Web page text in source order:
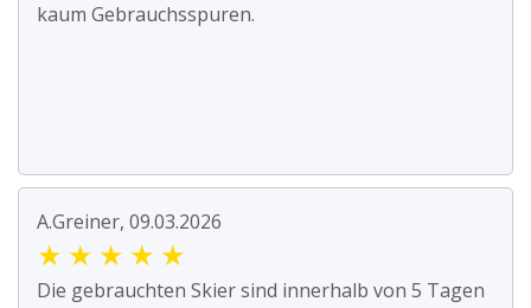
kaum Gebrauchsspuren.
A.Greiner, 09.03.2026
★ ★ ★ ★ ★
Die gebrauchten Skier sind innerhalb von 5 Tagen